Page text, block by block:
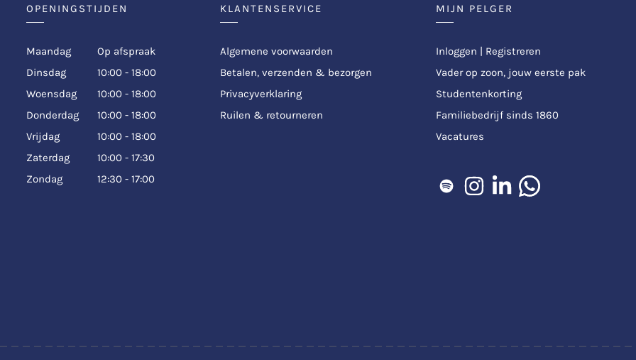
OPENINGSTIJDEN
Maandag
Op afspraak
Dinsdag
10:00 - 18:00
Woensdag
10:00 - 18:00
Donderdag
10:00 - 18:00
Vrijdag
10:00 - 18:00
Zaterdag
10:00 - 17:30
Zondag
12:30 - 17:00
KLANTENSERVICE
Algemene voorwaarden
Betalen, verzenden & bezorgen
Privacyverklaring
Ruilen & retourneren
MIJN PELGER
Inloggen | Registreren
Vader op zoon, jouw eerste pak
Studentenkorting
Familiebedrijf sinds 1860
Vacatures